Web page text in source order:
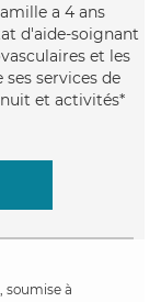
a 4 ans
d'aide-soignant
et les
services de
et activités*
soumise à